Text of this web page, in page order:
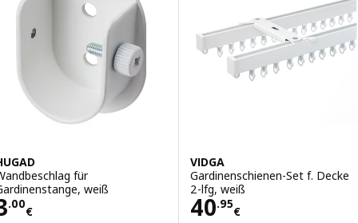
für
weiß
.00
€ 3.00€
VIDGA
Gardinenschienen-Set f. Decke
2-lfg, weiß
40.95
€
Preis 40.95€